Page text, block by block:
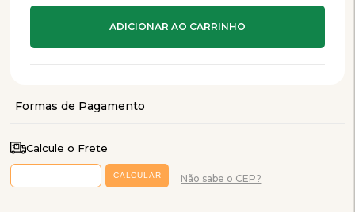
Calcule o Frete
Não sabe o CEP?